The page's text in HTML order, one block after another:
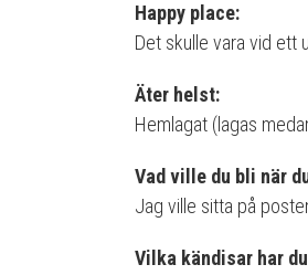
Happy place:
Det skulle vara vid ett
Äter helst:
Hemlagat (lagas
Vad ville du bli när
Jag ville sitta på
Vilka kändisar har